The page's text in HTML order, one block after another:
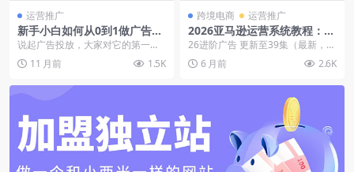
运营推广
新手小白如何从0到1做广告投
放获客(纯干货分享)
说起广告投放，大家对它的第一印
象，就是烧钱，觉得只有大机构、
大主播才会这么玩，实...
11 月前 1.5K
跨境电商 运营推广
2026亚马逊运营系统教程：从
市场洞察、产品开发到广告投
放、店铺运营的完整闭环解决
方案
26进阶广告 更新至39集（最新，后
续也更新） 2025市场分析及选品
更新至8...
6 月前 2.6K